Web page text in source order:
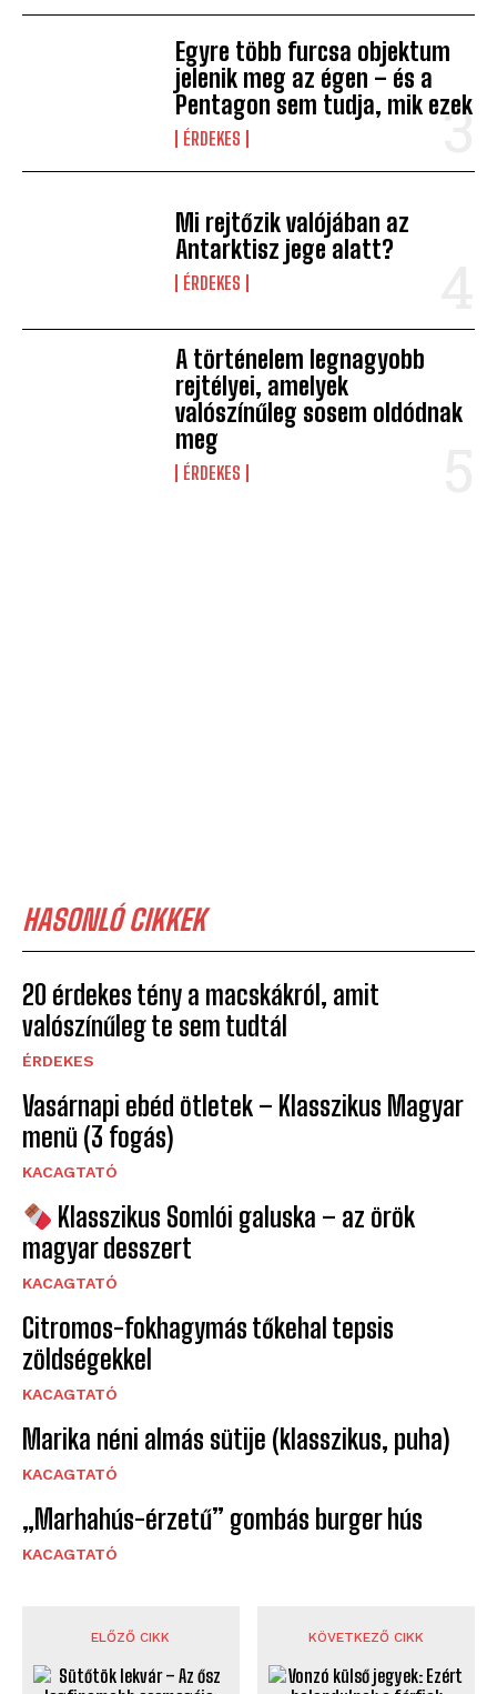
Egyre több furcsa objektum
jelenik meg az égen – és a
Pentagon sem tudja, mik ezek
ÉRDEKES
Mi rejtőzik valójában az
Antarktisz jege alatt?
ÉRDEKES
A történelem legnagyobb
rejtélyei, amelyek
valószínűleg sosem oldódnak
meg
ÉRDEKES
HASONLÓ CIKKEK
20 érdekes tény a macskákról, amit
valószínűleg te sem tudtál
ÉRDEKES
Vasárnapi ebéd ötletek – Klasszikus Magyar
menü (3 fogás)
KACAGTATÓ
Klasszikus Somlói galuska – az örök
magyar desszert
KACAGTATÓ
Citromos-fokhagymás tőkehal tepsis
zöldségekkel
KACAGTATÓ
Marika néni almás sütije (klasszikus, puha)
KACAGTATÓ
„Marhahús-érzetű” gombás burger hús
KACAGTATÓ
ELŐZŐ CIKK KÖVETKEZŐ CIKK